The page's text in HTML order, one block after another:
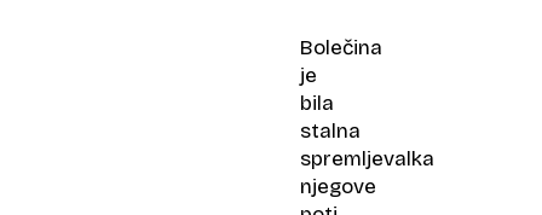
Bolečina
je
bila
stalna
spremljevalka
njegove